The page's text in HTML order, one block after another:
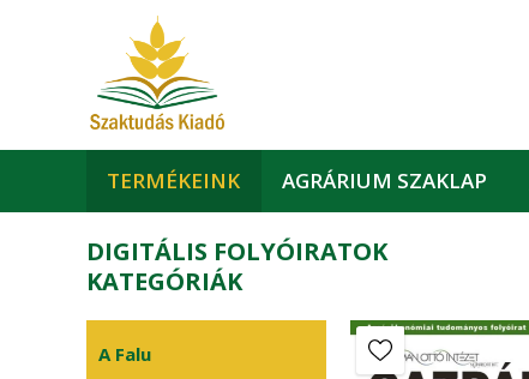
TERMÉKEINK AGRÁRIUM SZAKLAP
DIGITÁLIS FOLYÓIRATOK
KATEGÓRIÁK
A Falu